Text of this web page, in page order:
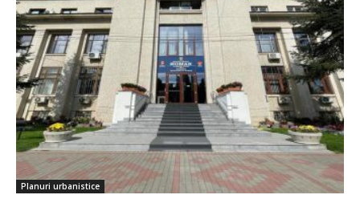
Planuri urbanistice